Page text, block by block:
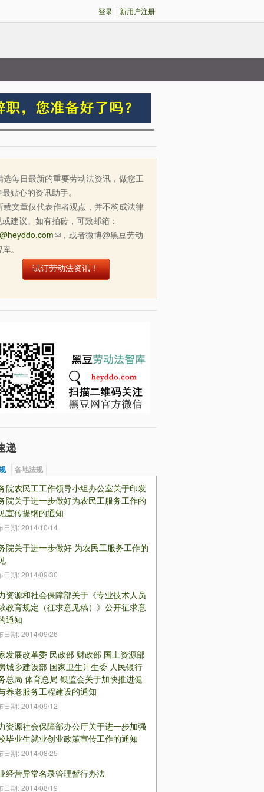
登录 | 新用户注册
每日最新的重要劳动法资讯，做您工
贴心的资讯助手。
文章仅代表作者观点，并不构成法律
建议。如有拍砖，可致邮箱：
，或者微博@黑豆劳动
。
试订劳动法资讯！
递
（活动标签）
各地法规
院农民工工作领导小组办公室关于印发
院关于进一步做好为农民工服务工作的
宣传提纲的通知
日期:2014/10/14
院关于进一步做好 为农民工服务工作的
日期:2014/09/30
资源和社会保障部关于《专业技术人员
教育规定（征求意见稿）》公开征求意
通知
日期:2014/09/26
发展改革委 民政部 财政部 国土资源部
城乡建设部 国家卫生计生委 人民银行
总局 体育总局 银监会关于加快推进健
养老服务工程建设的通知
日期:2014/09/12
资源社会保障部办公厅关于进一步加强
毕业生就业创业政策宣传工作的通知
日期:2014/08/25
经营异常名录管理暂行办法
日期:2014/08/19